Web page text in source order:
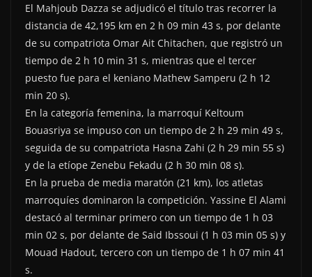
El Mahjoub Dazza se adjudicó el título tras recorrer la
distancia de 42,195 km en 2 h 09 min 43 s, por delante
de su compatriota Omar Ait Chitachen, que registró un
tiempo de 2 h 10 min 31 s, mientras que el tercer
puesto fue para el keniano Mathew Samperu (2 h 12
min 20 s).
En la categoría femenina, la marroquí Keltoum
Bouasriya se impuso con un tiempo de 2 h 29 min 49 s,
seguida de su compatriota Hasna Zahi (2 h 29 min 55 s)
y de la etíope Zenebu Fekadu (2 h 30 min 08 s).
En la prueba de media maratón (21 km), los atletas
marroquíes dominaron la competición. Yassine El Alami
destacó al terminar primero con un tiempo de 1 h 03
min 02 s, por delante de Said Ibssoui (1 h 03 min 05 s) y
Mouad Hadout, tercero con un tiempo de 1 h 07 min 41
s.